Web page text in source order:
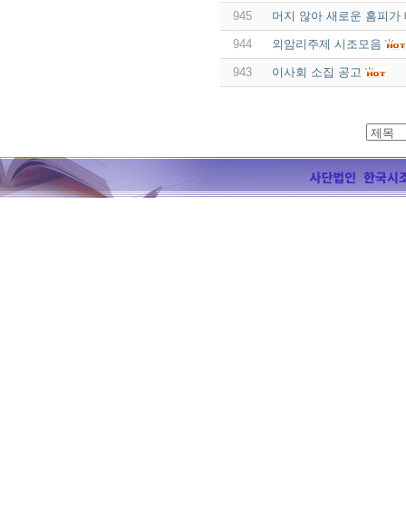
945 머지 않아 새로운 홈피가
944 외암리주제 시조모음
943 이사회 소집 공고